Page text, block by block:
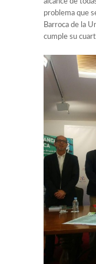
Clínica
Paco Romera
Granada
Fernando
José Nieto.
Mar
Jennifer
Excelencia
Amador
ajedrez
Juan Jesús
problema que
Barroca de la
cumple su